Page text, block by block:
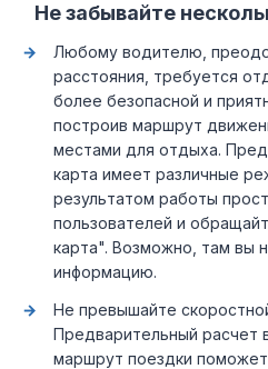
Не забывайте
Любому водителю,
расстояния, требуется
более безопасной и
построив маршрут
местами для отдыха.
карта имеет различные
результатом работы
пользователей и
карта". Возможно, там вы
информацию.
Не превышайте
Предварительный расчет
маршрут поездки поможет